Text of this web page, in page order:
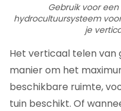
Gebruik voor
hydrocultuursysteem
je
Het verticaal telen van
manier om het
beschikbare ruimte,
tuin beschikt. Of